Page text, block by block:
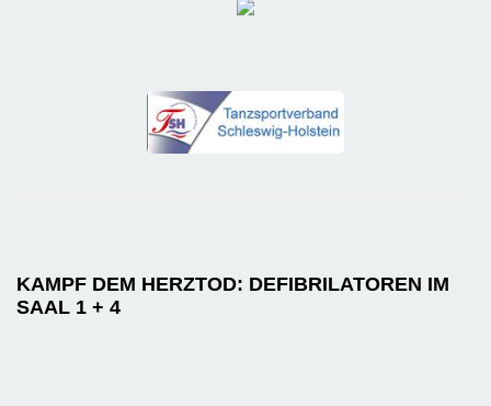
KAMPF DEM HERZTOD: DEFIBRILATOREN IM
SAAL 1 + 4